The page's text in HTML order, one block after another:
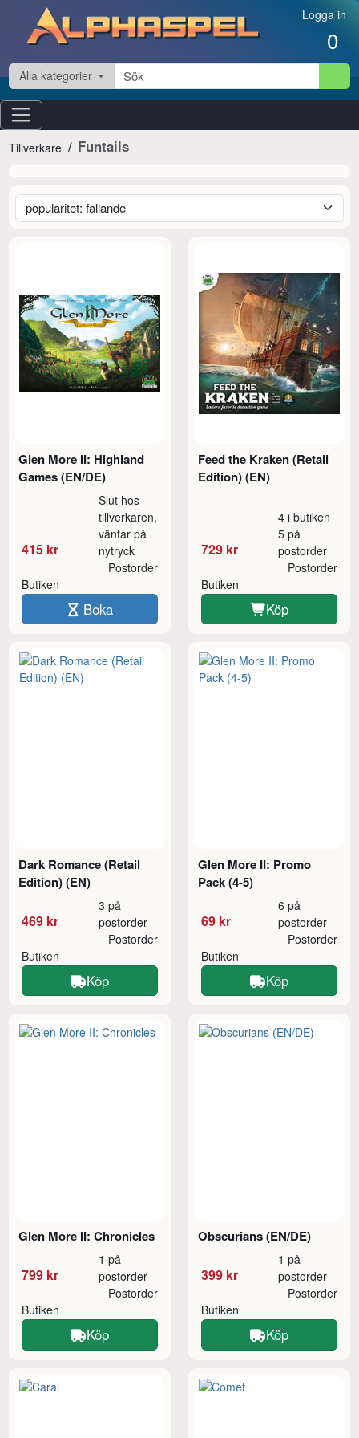
Hoppa till innehåll Logga in
0
Alla kategorier
Tillverkare Funtails
Glen More II: Highland
Games (EN/DE)
415 kr
Slut hos
tillverkaren,
väntar på
nytryck
Butiken
Postorder
Boka
Feed the Kraken (Retail
Edition) (EN)
729 kr
4 i butiken
5 på
postorder
Butiken
Postorder
Köp
Dark Romance (Retail
Edition) (EN)
469 kr
3 på
postorder
Butiken
Postorder
Köp
Glen More II: Promo
Pack (4-5)
69 kr
6 på
postorder
Butiken
Postorder
Köp
Glen More II: Chronicles
799 kr
1 på
postorder
Butiken
Postorder
Köp
Obscurians (EN/DE)
399 kr
1 på
postorder
Butiken
Postorder
Köp